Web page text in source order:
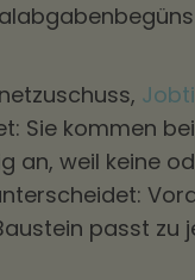
Sie kommen bei
an, weil keine
passt zu